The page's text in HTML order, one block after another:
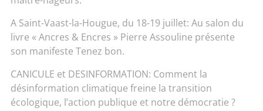
A Saint-Vaast-la-Hougue, du 18-19 juillet: Au salon du
livre « Ancres & Encres » Pierre Assouline présente
son manifeste Tenez bon.
CANICULE et DESINFORMATION: Comment la
désinformation climatique freine la transition
écologique, l’action publique et notre démocratie ?